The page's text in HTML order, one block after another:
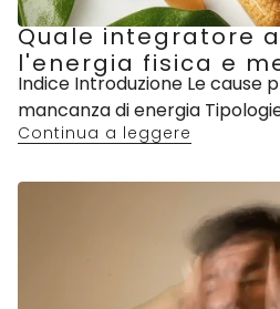
Quale integratore
l'energia fisica e
Indice Introduzione Le cause
mancanza di energia
Continua a leggere